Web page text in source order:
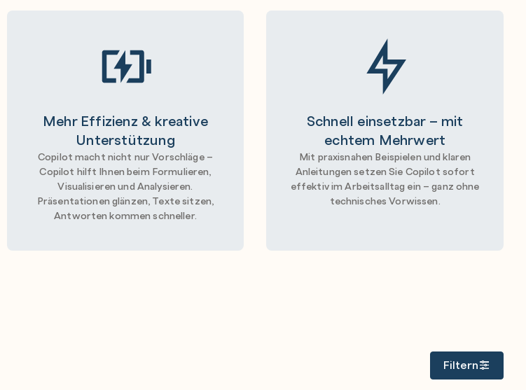
Mehr Effizienz & kreative
Unterstützung
Copilot macht nicht nur Vorschläge –
Copilot hilft Ihnen beim Formulieren,
Visualisieren und Analysieren.
Präsentationen glänzen, Texte sitzen,
Antworten kommen schneller.
Schnell einsetzbar – mit
echtem Mehrwert
Mit praxisnahen Beispielen und klaren
Anleitungen setzen Sie Copilot sofort
effektiv im Arbeitsalltag ein – ganz ohne
technisches Vorwissen.
Filtern